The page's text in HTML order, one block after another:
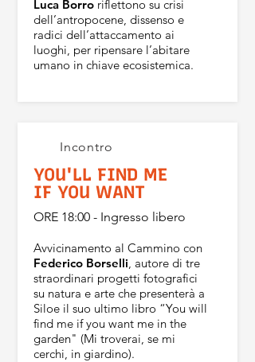
Luca Borro riflettono su crisi
dell’antropocene, dissenso e
radici dell’attaccamento ai
luoghi, per ripensare l’abitare
umano in chiave ecosistemica.
Incontro
YOU'LL FIND ME
IF YOU WANT
ORE 18:00 - Ingresso libero
Avvicinamento al Cammino con
Federico Borselli, autore di tre
straordinari progetti fotografici
su natura e arte che presenterà a
Siloe il suo ultimo libro “You will
find me if you want me in the
garden" (Mi troverai, se mi
cerchi, in giardino).